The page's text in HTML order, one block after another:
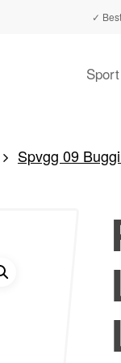
✓
Sport
Spvgg 09